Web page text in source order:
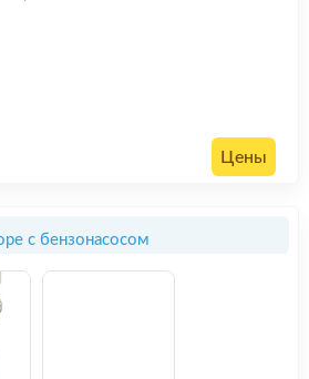
Цены
с бензонасосом